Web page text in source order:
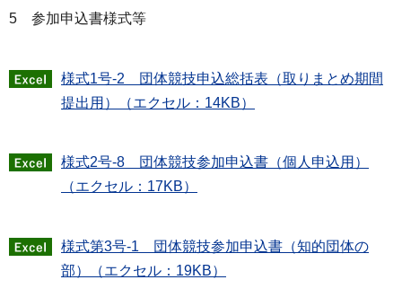
5 参加申込書様式等
様式1号-2 団体競技申込総括表（取りまとめ期間
提出用）（エクセル：14KB）
様式2号-8 団体競技参加申込書（個人申込用）
（エクセル：17KB）
様式第3号-1 団体競技参加申込書（知的団体の
部）（エクセル：19KB）